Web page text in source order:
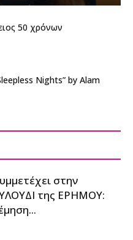
50 χρόνων
Nights” by Alam
στην
της ΕΡΗΜΟΥ: